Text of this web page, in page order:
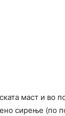
маст и во
сирење (по